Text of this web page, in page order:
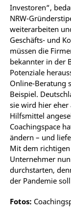
Investoren“,
NRW-
weiterarbeiten
Geschäfts- und
müssen die
bekannter in der
Potenziale
Online-Beratung
Beispiel.
sie wird hier eher
Hilfsmittel
Coachingspace
ändern – und
Mit dem
Unternehmer
durchstarten,
der Pandemie
Fotos: